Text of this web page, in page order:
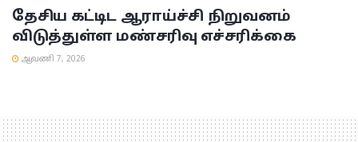
தேசிய கட்டிட ஆராய்ச்சி நிறுவனம்
விடுத்துள்ள மண்சரிவு எச்சரிக்கை
ஆவணி 7, 2026